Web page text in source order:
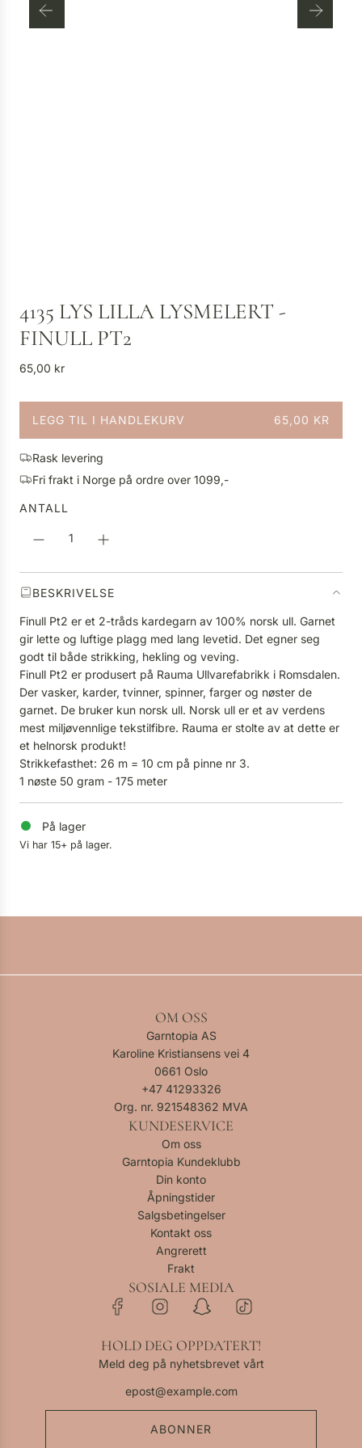
4135 LYS LILLA LYSMELERT -
FINULL PT2
V
n
i
g
p
i
65,00 kr
LEGG TIL I HANDLEKURV 65,00 KR
L
S
T
R
.
Rask levering
Fri frakt i Norge på ordre over 1099,-
ANTALL
BESKRIVELSE
Finull Pt2 er et 2-tråds kardegarn av 100% norsk ull. Garnet
gir lette og luftige plagg med lang levetid. Det egner seg
godt til både strikking, hekling og veving.
Finull Pt2 er produsert på Rauma Ullvarefabrikk i Romsdalen.
Der vasker, karder, tvinner, spinner, farger og nøster de
garnet. De bruker kun norsk ull. Norsk ull er et av verdens
mest miljøvennlige tekstilfibre. Rauma er stolte av at dette er
et helnorsk produkt!
Strikkefasthet: 26 m = 10 cm på pinne nr 3.
1 nøste 50 gram - 175 meter
På lager
Vi har 15+ på lager.
OM OSS
Garntopia AS
Karoline Kristiansens vei 4
0661 Oslo
+47 41293326
Org. nr. 921548362 MVA
KUNDESERVICE
Om oss
Garntopia Kundeklubb
Din konto
Åpningstider
Salgsbetingelser
Kontakt oss
Angrerett
Frakt
SOSIALE MEDIA
HOLD DEG OPPDATERT!
Meld deg på nyhetsbrevet vårt
ABONNER